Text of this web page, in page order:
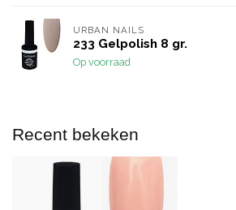
URBAN NAILS
233 Gelpolish 8 gr.
Op voorraad
Recent bekeken